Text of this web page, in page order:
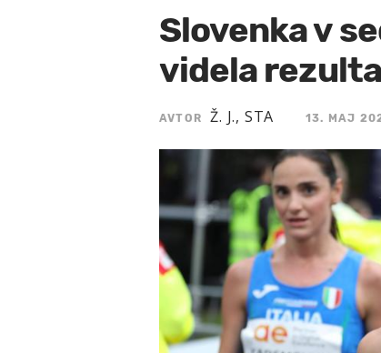
Slovenka v
videla
AVTOR Ž. J., STA 13. MAJ